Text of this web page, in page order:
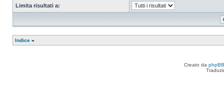
Limita risultati a:
Indice »
Creato da phpBB